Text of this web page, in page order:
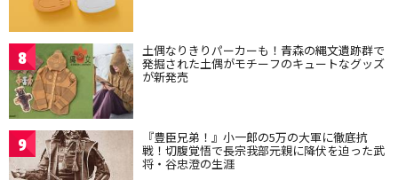
8 土偶なりきりパーカーも！青森の縄文遺跡群で
発掘された土偶がモチーフのキュートなグッズ
が新発売
9 『豊臣兄弟！』小一郎の5万の大軍に徹底抗
戦！切腹覚悟で長宗我部元親に降伏を迫った武
将・谷忠澄の生涯